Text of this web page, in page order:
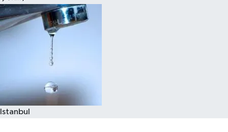
Istanbul